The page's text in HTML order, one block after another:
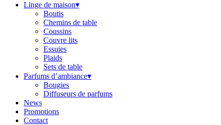
Linge de maison▾
Boutis
Chemins de table
Coussins
Couvre lits
Essuies
Plaids
Sets de table
Parfums d’ambiance▾
Bougies
Diffuseurs de parfums
News
Promotions
Contact